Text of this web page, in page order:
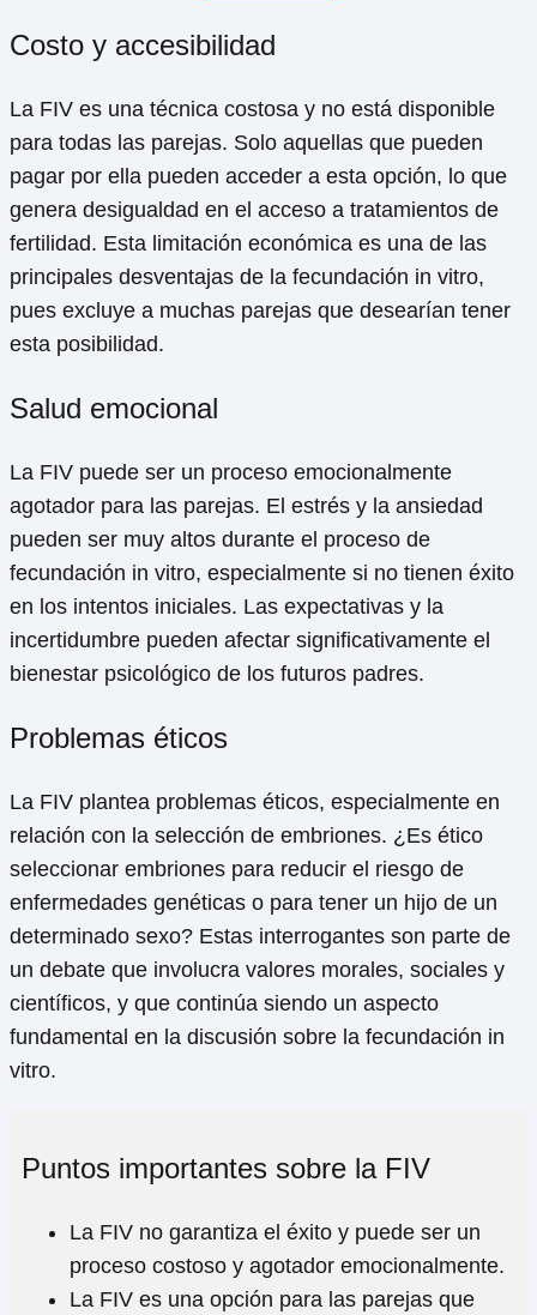
Costo y accesibilidad
La FIV es una técnica costosa y no está disponible
para todas las parejas. Solo aquellas que pueden
pagar por ella pueden acceder a esta opción, lo que
genera desigualdad en el acceso a tratamientos de
fertilidad. Esta limitación económica es una de las
principales desventajas de la fecundación in vitro,
pues excluye a muchas parejas que desearían tener
esta posibilidad.
Salud emocional
La FIV puede ser un proceso emocionalmente
agotador para las parejas. El estrés y la ansiedad
pueden ser muy altos durante el proceso de
fecundación in vitro, especialmente si no tienen éxito
en los intentos iniciales. Las expectativas y la
incertidumbre pueden afectar significativamente el
bienestar psicológico de los futuros padres.
Problemas éticos
La FIV plantea problemas éticos, especialmente en
relación con la selección de embriones. ¿Es ético
seleccionar embriones para reducir el riesgo de
enfermedades genéticas o para tener un hijo de un
determinado sexo? Estas interrogantes son parte de
un debate que involucra valores morales, sociales y
científicos, y que continúa siendo un aspecto
fundamental en la discusión sobre la fecundación in
vitro.
Puntos importantes sobre la FIV
La FIV no garantiza el éxito y puede ser un
proceso costoso y agotador emocionalmente.
La FIV es una opción para las parejas que